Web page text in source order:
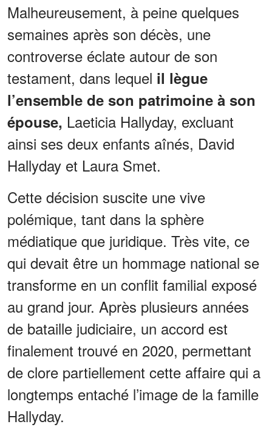
Malheureusement, à peine quelques
semaines après son décès, une
controverse éclate autour de son
testament, dans lequel il lègue
l’ensemble de son patrimoine à son
épouse, Laeticia Hallyday, excluant
ainsi ses deux enfants aînés, David
Hallyday et Laura Smet.
Cette décision suscite une vive
polémique, tant dans la sphère
médiatique que juridique. Très vite, ce
qui devait être un hommage national se
transforme en un conflit familial exposé
au grand jour. Après plusieurs années
de bataille judiciaire, un accord est
finalement trouvé en 2020, permettant
de clore partiellement cette affaire qui a
longtemps entaché l’image de la famille
Hallyday.